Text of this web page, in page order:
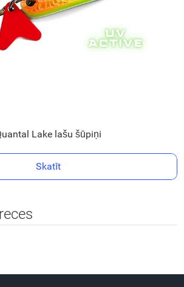
Lake lašu šūpiņi
Skatīt